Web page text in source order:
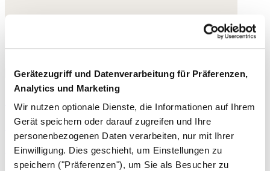
Gerätezugriff und Datenverarbeitung für Präferenzen,
Analytics und Marketing
Wir nutzen optionale Dienste, die Informationen auf Ihrem
Gerät speichern oder darauf zugreifen und Ihre
personenbezogenen Daten verarbeiten, nur mit Ihrer
Einwilligung. Dies geschieht, um Einstellungen zu
speichern ("Präferenzen"), um Sie als Besucher zu
Shorts aus Denim
Recycelte Baumwolle
169,- €